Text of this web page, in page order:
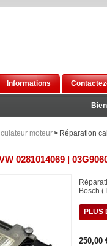
Informations
moteur> Réparation
0281014069 |
Bosch
PLUS
250,00